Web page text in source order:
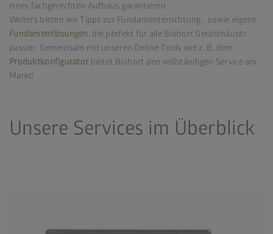
eines fachgerechten Aufbaus garantieren.
Weiters bieten wir Tipps zur Fundamenterrichtung-, sowie eigene
Fundamentlösungen, die perfekt für alle Biohort Gerätehäuser
passen. Gemeinsam mit unseren Online-Tools wie z. B. dem
Produktkonfiguratorbietet Biohort den vollständigen Service am
Markt!
Unsere Services im Überblick